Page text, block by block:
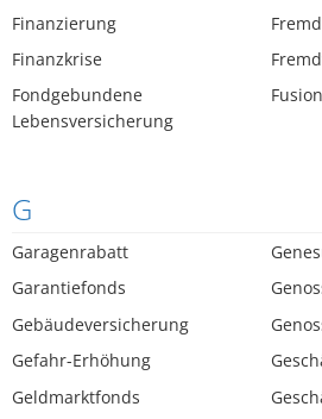
Finanzierung
Finanzkrise
Fondgebundene
Lebensversicherung
Fusion
G
Garagenrabatt
Garantiefonds
Gebäudeversicherung
Gefahr-Erhöhung
Geldmarktfonds